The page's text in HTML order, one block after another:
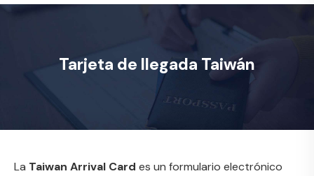
Tarjeta de llegada Taiwán
La Taiwan Arrival Card es un formulario electrónico